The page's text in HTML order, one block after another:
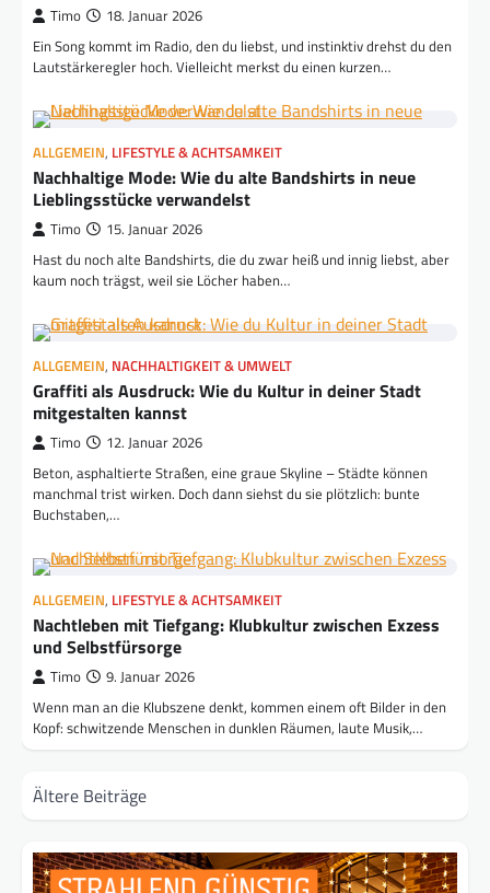
Timo 18. Januar 2026
Ein Song kommt im Radio, den du liebst, und instinktiv drehst du den
Lautstärkeregler hoch. Vielleicht merkst du einen kurzen…
ALLGEMEIN, LIFESTYLE & ACHTSAMKEIT
Nachhaltige Mode: Wie du alte Bandshirts in neue
Lieblingsstücke verwandelst
Timo 15. Januar 2026
Hast du noch alte Bandshirts, die du zwar heiß und innig liebst, aber
kaum noch trägst, weil sie Löcher haben…
ALLGEMEIN, NACHHALTIGKEIT & UMWELT
Graffiti als Ausdruck: Wie du Kultur in deiner Stadt
mitgestalten kannst
Timo 12. Januar 2026
Beton, asphaltierte Straßen, eine graue Skyline – Städte können
manchmal trist wirken. Doch dann siehst du sie plötzlich: bunte
Buchstaben,…
ALLGEMEIN, LIFESTYLE & ACHTSAMKEIT
Nachtleben mit Tiefgang: Klubkultur zwischen Exzess
und Selbstfürsorge
Timo 9. Januar 2026
Wenn man an die Klubszene denkt, kommen einem oft Bilder in den
Kopf: schwitzende Menschen in dunklen Räumen, laute Musik,…
Beitragsnavigation
Ältere Beiträge